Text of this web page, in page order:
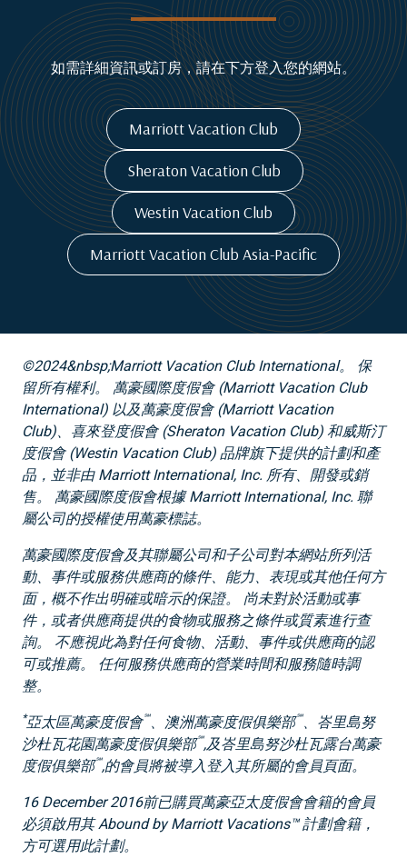
如需詳細資訊或訂房，請在下方登入您的網站。
Marriott Vacation Club
Sheraton Vacation Club
Westin Vacation Club
Marriott Vacation Club Asia-Pacific
©2024&nbsp;Marriott Vacation Club International。 保
留所有權利。 萬豪國際度假會 (Marriott Vacation Club
International) 以及萬豪度假會 (Marriott Vacation
Club)、喜來登度假會 (Sheraton Vacation Club) 和威斯汀
度假會 (Westin Vacation Club) 品牌旗下提供的計劃和產
品，並非由 Marriott International, Inc. 所有、開發或銷
售。 萬豪國際度假會根據 Marriott International, Inc. 聯
屬公司的授權使用萬豪標誌。
萬豪國際度假會及其聯屬公司和子公司對本網站所列活
動、事件或服務供應商的條件、能力、表現或其他任何方
面，概不作出明確或暗示的保證。 尚未對於活動或事
件，或者供應商提供的食物或服務之條件或質素進行查
詢。 不應視此為對任何食物、活動、事件或供應商的認
可或推薦。 任何服務供應商的營業時間和服務隨時調
整。
*亞太區萬豪度假會℠、澳洲萬豪度假俱樂部℠、峇里島努
沙杜瓦花園萬豪度假俱樂部℠,及峇里島努沙杜瓦露台萬豪
度假俱樂部℠,的會員將被導入登入其所屬的會員頁面。
16 December 2016前已購買萬豪亞太度假會會籍的會員
必須啟用其 Abound by Marriott Vacations™ 計劃會籍，
方可選用此計劃。